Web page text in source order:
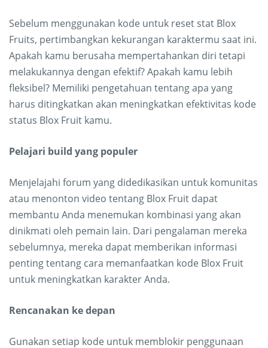
Sebelum menggunakan kode untuk reset stat Blox
Fruits, pertimbangkan kekurangan karaktermu saat ini.
Apakah kamu berusaha mempertahankan diri tetapi
melakukannya dengan efektif? Apakah kamu lebih
fleksibel? Memiliki pengetahuan tentang apa yang
harus ditingkatkan akan meningkatkan efektivitas kode
status Blox Fruit kamu.
Pelajari build yang populer
Menjelajahi forum yang didedikasikan untuk komunitas
atau menonton video tentang Blox Fruit dapat
membantu Anda menemukan kombinasi yang akan
dinikmati oleh pemain lain. Dari pengalaman mereka
sebelumnya, mereka dapat memberikan informasi
penting tentang cara memanfaatkan kode Blox Fruit
untuk meningkatkan karakter Anda.
Rencanakan ke depan
Gunakan setiap kode untuk memblokir penggunaan